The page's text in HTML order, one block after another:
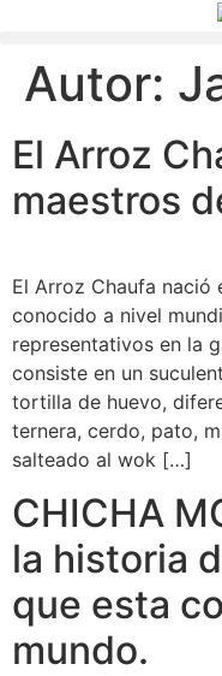
Autor:
El Arroz
maestros
El Arroz Chaufa nació
conocido a nivel
representativos en la
consiste en un
tortilla de huevo,
ternera, cerdo, pato,
salteado al wok […]
CHICHA
la historia
que esta
mundo.